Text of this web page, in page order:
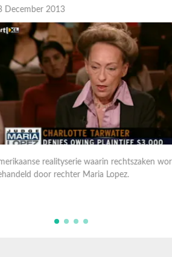
2013
realityserie waarin rechtszaken worden
door rechter Maria Lopez.